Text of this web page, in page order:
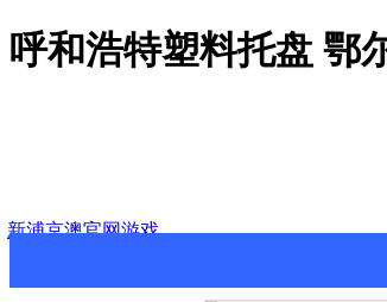
呼和浩特塑料托盘 鄂
新浦京澳官网游戏